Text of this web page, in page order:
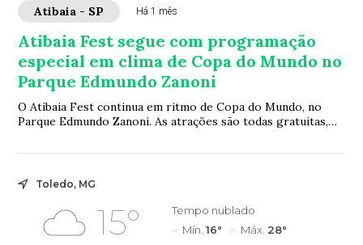
Atibaia - SP Há 1 mês
Atibaia Fest segue com programação
especial em clima de Copa do Mundo no
Parque Edmundo Zanoni
O Atibaia Fest continua em ritmo de Copa do Mundo, no
Parque Edmundo Zanoni. As atrações são todas gratuitas,
Toledo, MG
15°
Tempo nublado
Mín. 16° Máx. 28°